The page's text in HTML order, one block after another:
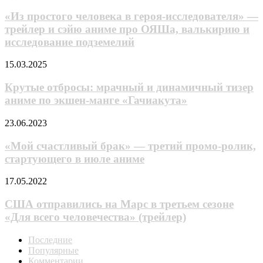
режим
Conquest
человека
в
героя-
исследователя»
трейлер
сэйю
аниме
ОЯШа,
исследование
подземелий
«Из простого человека в героя-исследователя» —
трейлер и сэйю аниме про ОЯШа, валькирию и
исследование подземелий
Крутые
мрачный
и
динамичный
аниме
экшен-
манге
15.03.2025
Крутые отбросы: мрачный и динамичный тизер
аниме по экшен-манге «Гачиакута»
«Мой
брак»
—
третий
ролик,
в
июле
23.06.2023
«Мой счастливый брак» — третий промо-ролик,
стартующего в июле аниме
США
на
Марс
в
сезоне
«Для
17.05.2022
США отправились на Марс в третьем сезоне
«Для всего человечества» (трейлер)
Последние
Популярные
Комментарии